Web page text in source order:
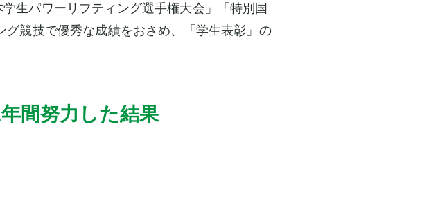
生パワーリフティング選手権大会」「特別国
競技で優秀な成績をおさめ、「学生表彰」の
間努力した結果